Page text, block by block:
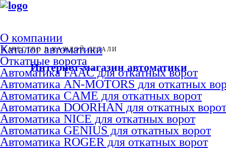
Интернет-магазин автоматики
КАЧЕСТВО В КАЖДОЙ ДЕТАЛИ
О компании
Каталог автоматики
Откатные ворота
Автоматика FAAC для откатных ворот
Автоматика AN-MOTORS для откатных
Автоматика CAME для откатных ворот
Автоматика DOORHAN для откатных ворот
Автоматика NICE для откатных ворот
Автоматика GENIUS для откатных ворот
Автоматика ROGER для откатных ворот